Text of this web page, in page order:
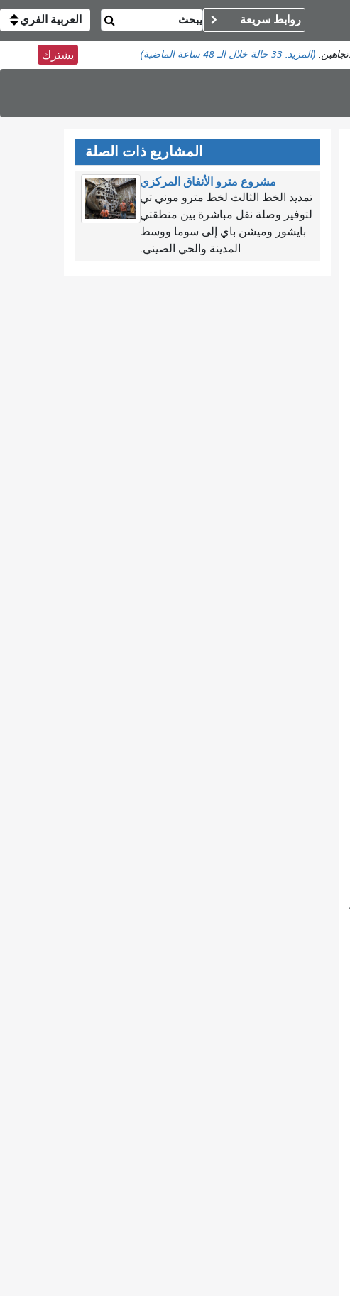
روابط سريعة العربية الفري
(المزيد:33 حالة خلال الـ 48 ساعة الماضية) يشترك
المشاريع ذات الصلة
مشروع مترو الأنفاق المركزي
تمديد الخط الثالث لخط مترو موني تي
لتوفير وصلة نقل مباشرة بين منطقتي
بايشور وميشن باي إلى سوما ووسط
المدينة والحي الصيني.